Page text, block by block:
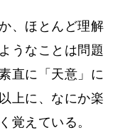
、ほとんど理解
うなことは問題
直に「天意」に
上に、なにか楽
覚えている。